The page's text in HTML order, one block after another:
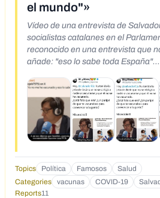
el mundo"»
Vídeo de una entrevista de
socialistas catalanes en el
reconocido en una entrevista que
añade: "eso lo sabe toda España"
9
Topics Política Famosos Salud
Categories
vacunas COVID-19
Reports11